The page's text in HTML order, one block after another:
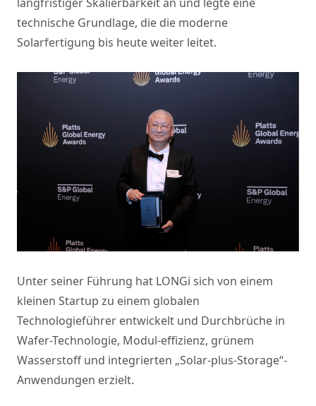
technische Grundlage, die die moderne
Solarfertigung bis heute weiter leitet.
Unter seiner Führung hat LONGi sich von einem
kleinen Startup zu einem globalen
Technologieführer entwickelt und Durchbrüche in
Wafer-Technologie, Modul-effizienz, grünem
Wasserstoff und integrierten „Solar-plus-Storage“-
Anwendungen erzielt.